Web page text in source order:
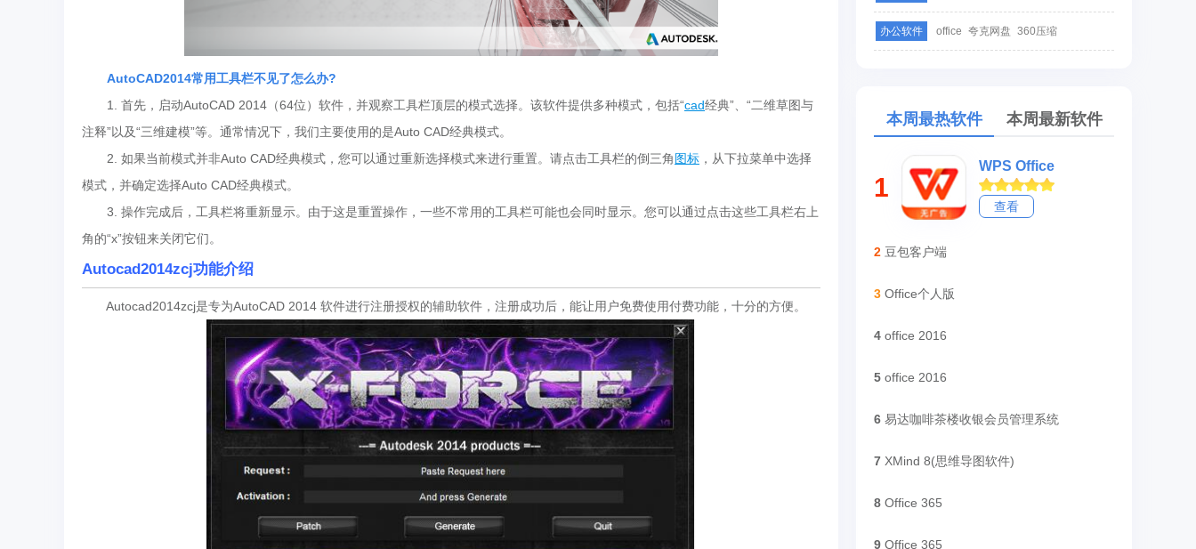
AutoCAD2014常用工具栏不见了怎么办?
1. 首先，启动AutoCAD 2014（64位）软件，并观察工具栏顶层的模式选择。该软件提供多种模式，包括“cad经典”、“二维草图与
注释”以及“三维建模”等。通常情况下，我们主要使用的是Auto CAD经典模式。
2. 如果当前模式并非Auto CAD经典模式，您可以通过重新选择模式来进行重置。请点击工具栏的倒三角图标 ，从下拉菜单中选择
模式，并确定选择Auto CAD经典模式。
3. 操作完成后，工具栏将重新显示。由于这是重置操作，一些不常用的工具栏可能也会同时显示。您可以通过点击这些工具栏右上
角的“x”按钮来关闭它们。
Autocad2014zcj功能介绍
Autocad2014zcj是专为AutoCAD 2014 软件进行注册授权的辅助软件，注册成功后，能让用户免费使用付费功能，十分的方便。
办公软件 office 夸克网盘 360压缩
本周最热软件 本周最新软件
1
WPS Office
查看
2 豆包客户端
3 Office个人版
4 office 2016
5 office 2016
6 易达咖啡茶楼收银会员管理系统
7 XMind 8(思维导图软件)
8 Office 365
9 Office 365